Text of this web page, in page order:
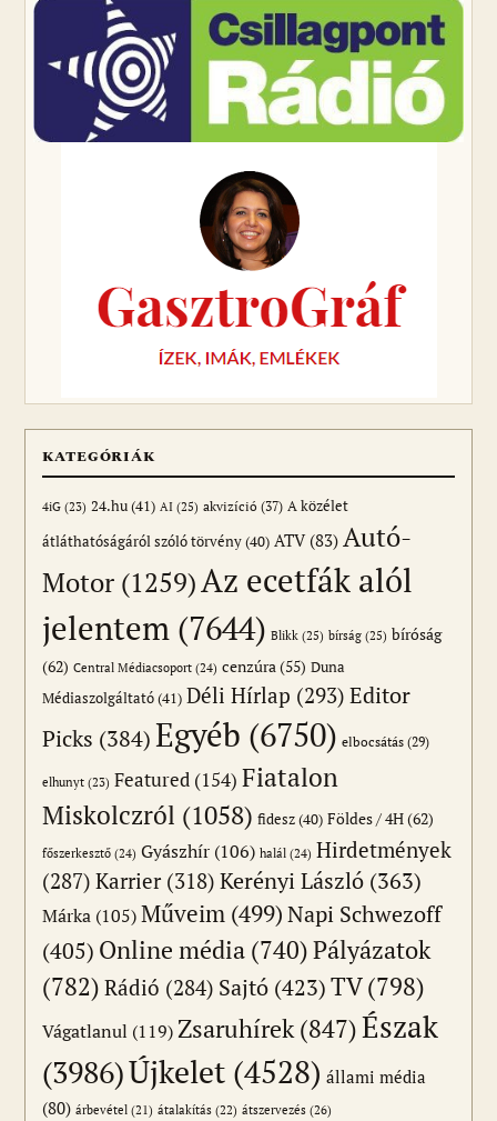
KATEGÓRIÁK
4iG (23) 24.hu(41) AI (25) akvizíció (37) A közélet
átláthatóságáról szóló törvény(40) ATV(83) Autó-
Motor (1259)Az ecetfák alól
jelentem (7644) Blikk (25) bírság (25) bíróság
(62) Central Médiacsoport (24) cenzúra(55) Duna
Médiaszolgáltató(41) Déli Hírlap (293) Editor
Picks (384)Egyéb (6750) elbocsátás (29)
elhunyt (23) Featured (154) Fiatalon
Miskolczról (1058) fidesz(40) Földes / 4H(62)
főszerkesztő (24) Gyászhír (106) halál (24) Hirdetmények
(287) Karrier(318) Kerényi László (363)
Márka (105) Műveim (499)Napi Schwezoff
(405) Online média (740)Pályázatok
(782) Rádió (284) Sajtó (423)TV(798)
Vágatlanul (119)Zsaruhírek(847)Észak
(3986)Újkelet (4528) állami média
(80) árbevétel (21) átalakítás (22) átszervezés (26)